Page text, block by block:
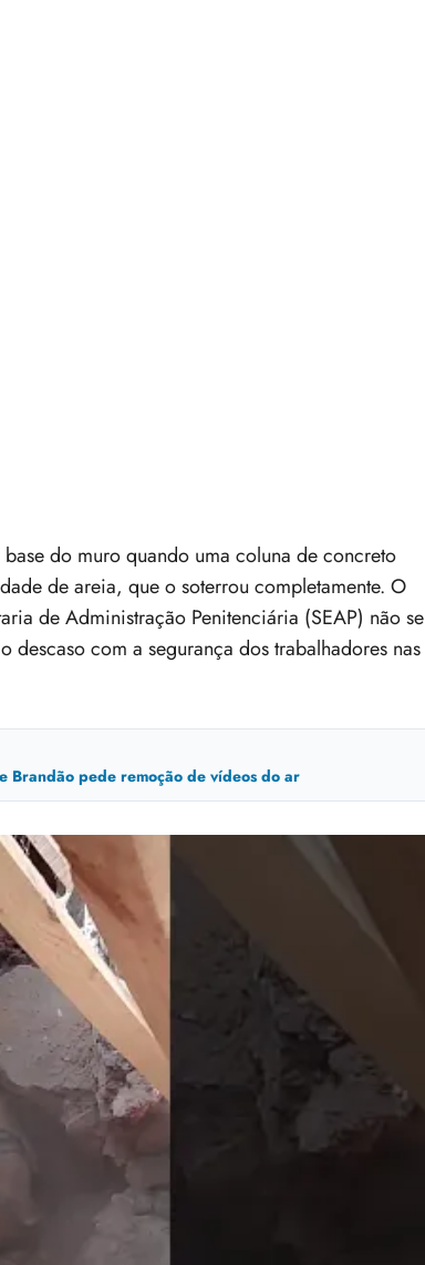
do muro quando uma coluna de concreto
de areia, que o soterrou completamente. O
de Administração Penitenciária (SEAP) não se
com a segurança dos trabalhadores nas
Brandão pede remoção de vídeos do ar